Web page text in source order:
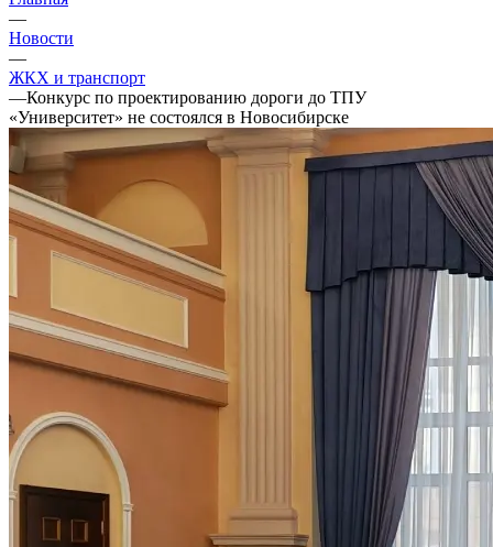
—
Новости
—
ЖКХ и транспорт
—Конкурс по проектированию дороги до ТПУ
«Университет» не состоялся в Новосибирске